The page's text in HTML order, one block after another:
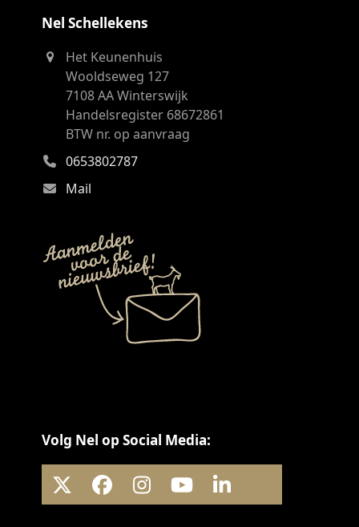
Nel Schellekens
Het Keunenhuis
Wooldseweg 127
7108 AA Winterswijk
Handelsregister 68672861
BTW nr. op aanvraag
0653802787
Mail
Volg Nel op Social Media:
X Facebook
Instagram
YouTubeLinkedIn